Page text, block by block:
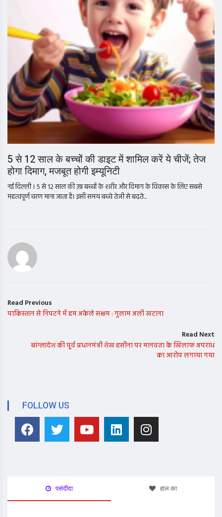
5 से 12 साल के बच्चों की डाइट में शामिल करें ये चीजें; तेज
होगा दिमाग, मजबूत होगी इम्यूनिटी
नई दिल्ली । 5 से 12 साल की उम्र बच्चों के शरीर और दिमाग के विकास के लिए सबसे
महत्वपूर्ण चरण माना जाता है। इसी समय बच्चे तेजी से बढ़ते...
Read Previous
पाकिस्तान से निपटने में हम अकेले सक्षम : गुलाम अली खटाना
Read Next
बांग्लादेश की पूर्व प्रधानमंत्री शेख हसीना पर मानवता के खिलाफ अपराध
का आरोप लगाया गया
FOLLOW US
पसंदीदा हाल का